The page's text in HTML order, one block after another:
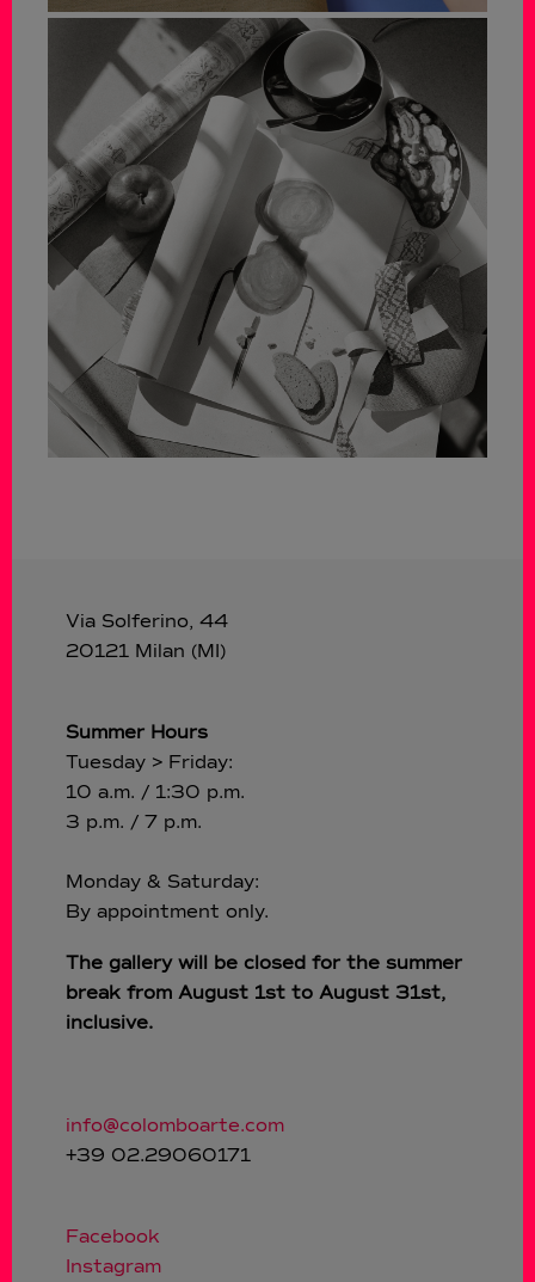
Via Solferino, 44
20121 Milan (MI)
Summer Hours
Tuesday > Friday:
10 a.m. / 1:30 p.m.
3 p.m. / 7 p.m.
Monday & Saturday:
By appointment only.
The gallery will be closed for the summer
break from August 1st to August 31st,
inclusive.
info@colomboarte.com
+39 02.29060171
Facebook
Instagram